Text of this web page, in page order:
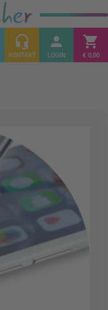
headset_mic
KONTAKT
person
LOGIN
shopping_cart
€ 0,00